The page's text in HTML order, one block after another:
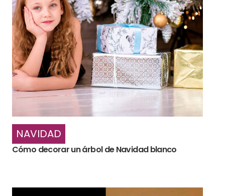
NAVIDAD
Cómo decorar un árbol de Navidad blanco